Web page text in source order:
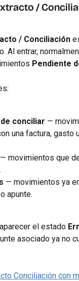
/
/ Conciliación
Al entrar,
Pendiente
conciliar —
una factura, gasto
— movimientos que
— movimientos ya
apunte.
el estado
asociado ya no